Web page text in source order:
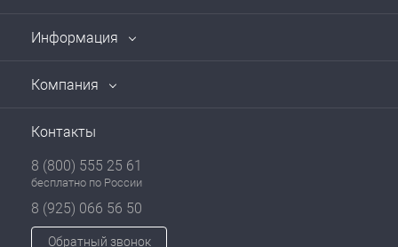
Информация
Компания
Контакты
8 (800) 555 25 61
бесплатно по России
8 (925) 066 56 50
Обратный звонок